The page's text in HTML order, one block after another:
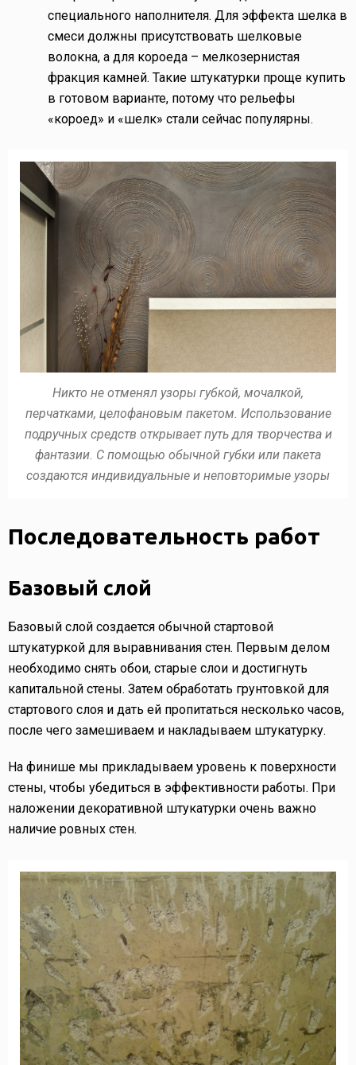
специального наполнителя. Для эффекта шелка в
смеси должны присутствовать шелковые
волокна, а для короеда – мелкозернистая
фракция камней. Такие штукатурки проще купить
в готовом варианте, потому что рельефы
«короед» и «шелк» стали сейчас популярны.
Никто не отменял узоры губкой, мочалкой,
перчатками, целофановым пакетом. Использование
подручных средств открывает путь для творчества и
фантазии. С помощью обычной губки или пакета
создаются индивидуальные и неповторимые узоры
Последовательность работ
Базовый слой
Базовый слой создается обычной стартовой
штукатуркой для выравнивания стен. Первым делом
необходимо снять обои, старые слои и достигнуть
капитальной стены. Затем обработать грунтовкой для
стартового слоя и дать ей пропитаться несколько часов,
после чего замешиваем и накладываем штукатурку.
На финише мы прикладываем уровень к поверхности
стены, чтобы убедиться в эффективности работы. При
наложении декоративной штукатурки очень важно
наличие ровных стен.